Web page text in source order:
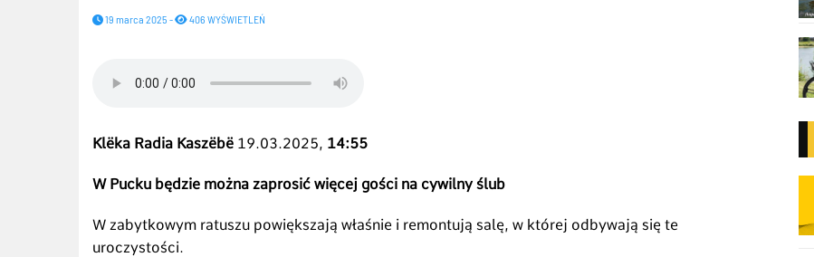
19 marca 2025 - 406 WYŚWIETLEŃ
Klëka Radia Kaszëbë 19.03.2025, 14:55
W Pucku będzie można zaprosić więcej gości na cywilny ślub
W zabytkowym ratuszu powiększają właśnie i remontują salę, w której odbywają się te
uroczystości.